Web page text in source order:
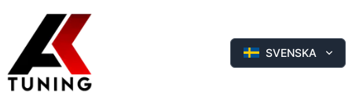
SVENSKA